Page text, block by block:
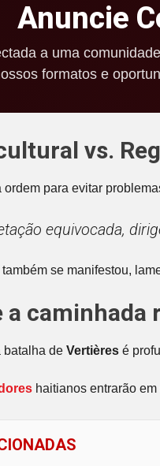
Anuncie
a uma
formatos e
vs.
ordem para evitar
equivocada,
se manifestou,
a caminhada
batalha de Vertières é
haitianos entrarão